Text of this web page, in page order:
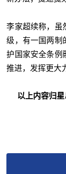
李家超续称，虽
级，有一国两制
护国家安全条例
推进，发挥更大
以上内容归